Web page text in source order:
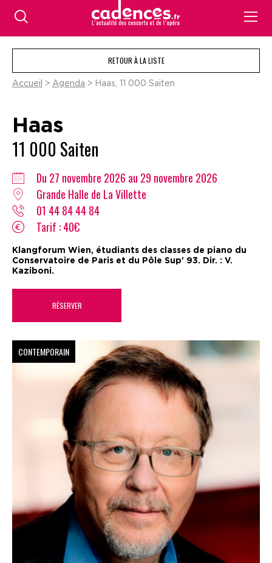
RETOUR À LA LISTE
Accueil > Agenda > Haas, 11 000 Saiten
Haas
11 000 Saiten
Du 27 novembre 2026 au 29 novembre 2026
Grande Halle de La Villette
01 44 84 44 84
Tarif : 40€
Klangforum Wien, étudiants des classes de piano du
Conservatoire de Paris et du Pôle Sup' 93. Dir. : V.
Kaziboni.
RÉSERVER
CONTEMPORAIN